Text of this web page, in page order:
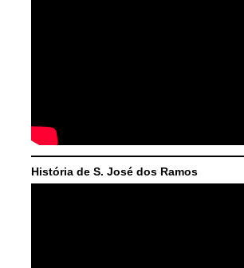
História de S. José dos Ramos